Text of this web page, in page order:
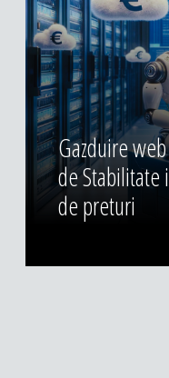
Gazduire
de Stabilitate
de preturi